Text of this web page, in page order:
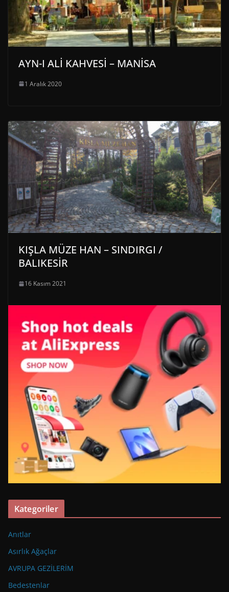
AYN-I ALİ KAHVESİ – MANİSA
1 Aralık 2020
KIŞLA MÜZE HAN – SINDIRGI /
BALIKESİR
16 Kasım 2021
Kategoriler
Anıtlar
Asırlık Ağaçlar
AVRUPA GEZİLERİM
Bedestenlar